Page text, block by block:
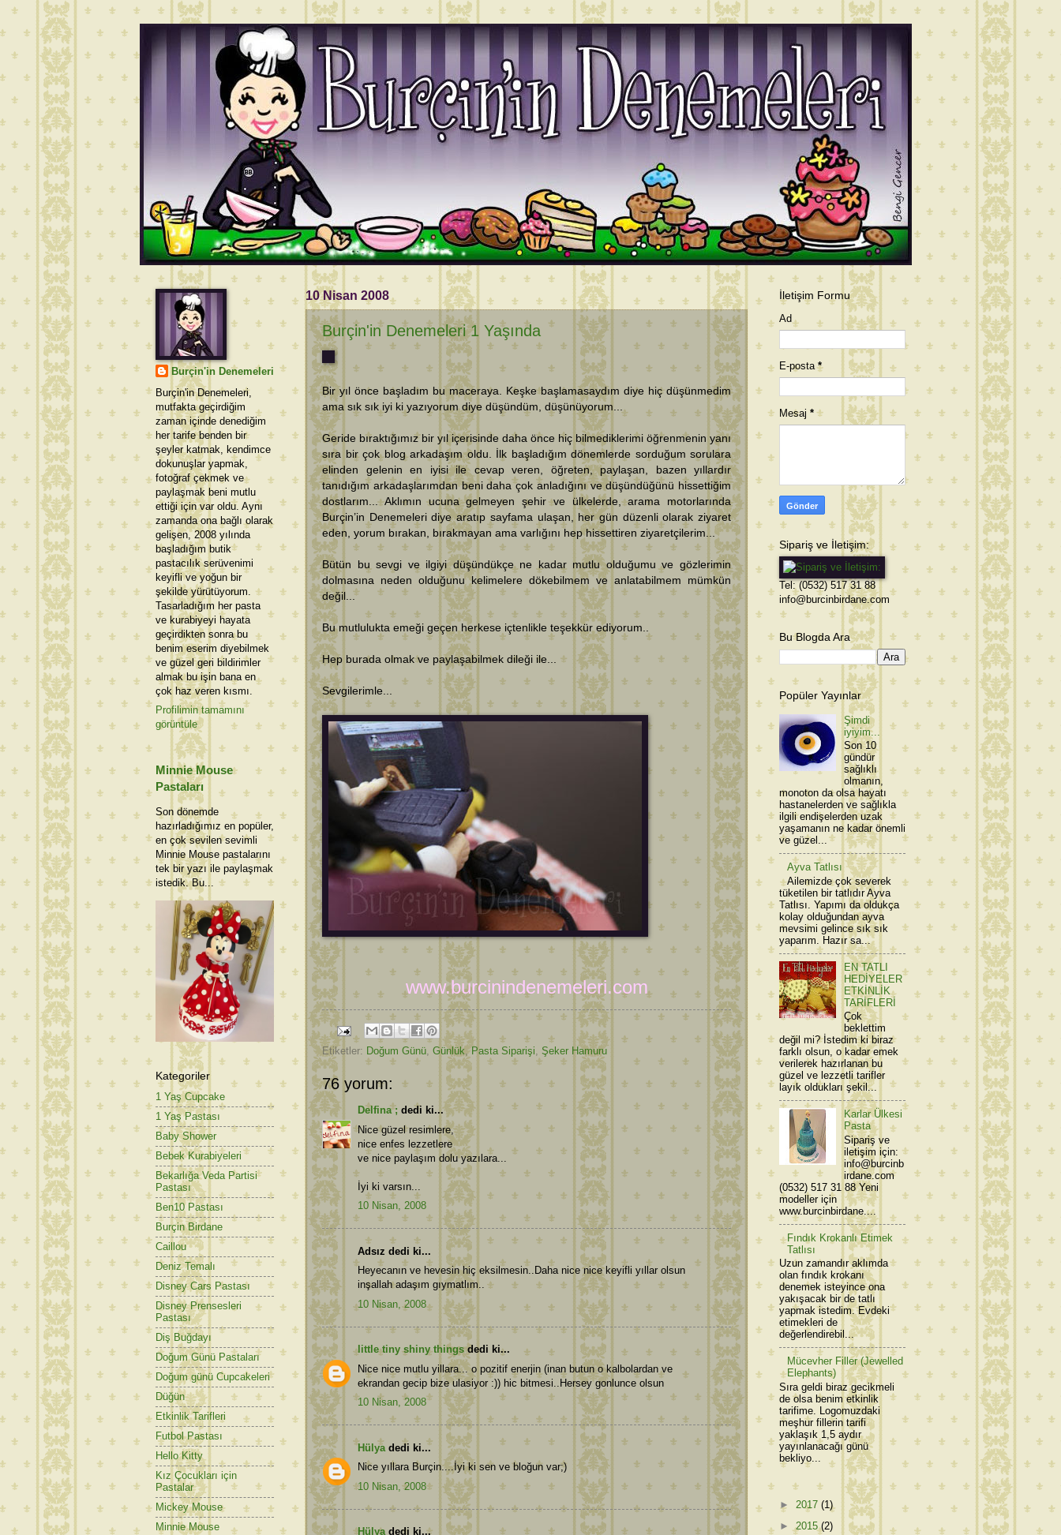
10 Nisan 2008
Burçin'in Denemeleri 1 Yaşında
Bir yıl önce başladım bu maceraya. Keşke başlamasaydım diye hiç düşünmedim
ama sık sık iyi ki yazıyorum diye düşündüm, düşünüyorum...
Geride bıraktığımız bir yıl içerisinde daha önce hiç bilmediklerimi öğrenmenin yanı
sıra bir çok blog arkadaşım oldu. İlk başladığım dönemlerde sorduğum sorulara
elinden gelenin en iyisi ile cevap veren, öğreten, paylaşan, bazen yıllardır
tanıdığım arkadaşlarımdan beni daha çok anladığını ve düşündüğünü hissettiğim
dostlarım... Aklımın ucuna gelmeyen şehir ve ülkelerde, arama motorlarında
Burçin’in Denemeleri diye aratıp sayfama ulaşan, her gün düzenli olarak ziyaret
eden, yorum bırakan, bırakmayan ama varlığını hep hissettiren ziyaretçilerim...
Bütün bu sevgi ve ilgiyi düşündükçe ne kadar mutlu olduğumu ve gözlerimin
dolmasına neden olduğunu kelimelere dökebilmem ve anlatabilmem mümkün
değil...
Bu mutlulukta emeği geçen herkese içtenlikle teşekkür ediyorum..
Hep burada olmak ve paylaşabilmek dileği ile...
Sevgilerimle...
www.burcinindenemeleri.com
Etiketler: Doğum Günü, Günlük,Pasta Siparişi, Şeker Hamuru
76 yorum:
Delfina ; dedi ki...
Nice güzel resimlere,
nice enfes lezzetlere
ve nice paylaşım dolu yazılara...
İyi ki varsın...
10 Nisan, 2008
Adsız dedi ki...
Heyecanın ve hevesin hiç eksilmesin..Daha nice nice keyifli yıllar olsun
inşallah adaşım gıymatlım..
10 Nisan, 2008
little tiny shiny thingsdedi ki...
Nice nice mutlu yillara... o pozitif enerjin (inan butun o kalbolardan ve
ekrandan gecip bize ulasiyor :)) hic bitmesi..Hersey gonlunce olsun
10 Nisan, 2008
Hülya dedi ki...
Nice yıllara Burçin....İyi ki sen ve bloğun var;)
10 Nisan, 2008
Hülyadedi ki...
Burçin'in Denemeleri
Burçin'in Denemeleri,
mutfakta geçirdiğim
zaman içinde denediğim
her tarife benden bir
şeyler katmak, kendimce
dokunuşlar yapmak,
fotoğraf çekmek ve
paylaşmak beni mutlu
ettiği için var oldu. Aynı
zamanda ona bağlı olarak
gelişen, 2008 yılında
başladığım butik
pastacılık serüvenimi
keyifli ve yoğun bir
şekilde yürütüyorum.
Tasarladığım her pasta
ve kurabiyeyi hayata
geçirdikten sonra bu
benim eserim diyebilmek
ve güzel geri bildirimler
almak bu işin bana en
çok haz veren kısmı.
Profilimin tamamını
görüntüle
Minnie Mouse
Pastaları
Son dönemde
hazırladığımız en popüler,
en çok sevilen sevimli
Minnie Mouse pastalarını
tek bir yazı ile paylaşmak
istedik. Bu...
Kategoriler
1 Yaş Cupcake
1 Yaş Pastası
Baby Shower
Bebek Kurabiyeleri
Bekarlığa Veda Partisi
Pastası
Ben10 Pastası
Burçin Birdane
Caillou
Deniz Temalı
Disney Cars Pastası
Disney Prensesleri
Pastası
Diş Buğdayı
Doğum Günü Pastaları
Doğum günü Cupcakeleri
Düğün
Etkinlik Tarifleri
Futbol Pastası
Hello Kitty
Kız Çocukları için
Pastalar
Mickey Mouse
Minnie Mouse
İletişim Formu
Ad
E-posta*
Mesaj *
Sipariş ve İletişim:
Tel: (0532) 517 31 88
info@burcinbirdane.com
Bu Blogda Ara
Popüler Yayınlar
Şimdi
iyiyim...
Son 10
gündür
sağlıklı
olmanın,
monoton da olsa hayatı
hastanelerden ve sağlıkla
ilgili endişelerden uzak
yaşamanın ne kadar önemli
ve güzel...
Ayva Tatlısı
Ailemizde çok severek
tüketilen bir tatlıdır Ayva
Tatlısı. Yapımı da oldukça
kolay olduğundan ayva
mevsimi gelince sık sık
yaparım. Hazır sa...
EN TATLI
HEDİYELER
ETKİNLİK
TARİFLERİ
Çok
beklettim
değil mi? İstedim ki biraz
farklı olsun, o kadar emek
verilerek hazırlanan bu
güzel ve lezzetli tarifler
layık oldukları şekil...
Karlar Ülkesi
Pasta
Sipariş ve
iletişim için:
info@burcinb
irdane.com
(0532) 517 31 88 Yeni
modeller için
www.burcinbirdane....
Fındık Krokanlı Etimek
Tatlısı
Uzun zamandır aklımda
olan fındık krokanı
denemek isteyince ona
yakışacak bir de tatlı
yapmak istedim. Evdeki
etimekleri de
değerlendirebil...
Mücevher Filler (Jewelled
Elephants)
Sıra geldi biraz gecikmeli
de olsa benim etkinlik
tarifime. Logomuzdaki
meşhur fillerin tarifi
yaklaşık 1,5 aydır
yayınlanacağı günü
bekliyo...
► 2017 (1)
►2015(2)